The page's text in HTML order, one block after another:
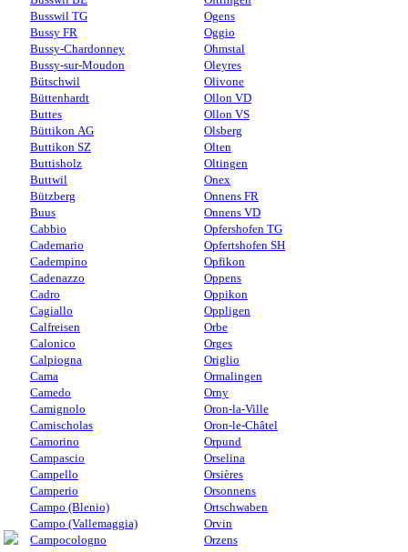
Busswil TG
Bussy FR
Bussy-Chardonney
Bussy-sur-Moudon
Bütschwil
Büttenhardt
Buttes
Büttikon AG
Buttikon SZ
Buttisholz
Buttwil
Bützberg
Buus
Cabbio
Cademario
Cadempino
Cadenazzo
Cadro
Cagiallo
Calfreisen
Calonico
Calpiogna
Cama
Camedo
Camignolo
Camischolas
Camorino
Campascio
Campello
Camperio
Campo (Blenio)
Campo (Vallemaggia)
Campocologno
Ogens
Oggio
Ohmstal
Oleyres
Olivone
Ollon VD
Ollon VS
Olsberg
Olten
Oltingen
Onex
Onnens FR
Onnens VD
Opfershofen TG
Opfertshofen SH
Opfikon
Oppens
Oppikon
Oppligen
Orbe
Orges
Origlio
Ormalingen
Orny
Oron-la-Ville
Oron-le-Châtel
Orpund
Orselina
Orsières
Orsonnens
Ortschwaben
Orvin
Orzens